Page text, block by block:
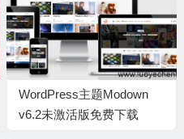
WordPress主题Modown
v6.2未激活版免费下载